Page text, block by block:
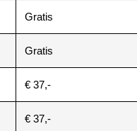
Gratis
Gratis
€ 37,-
€ 37,-